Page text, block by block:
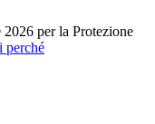
per la Protezione
perché